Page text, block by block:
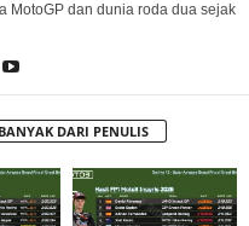
MotoGP dan dunia roda dua sejak
DARI PENULIS